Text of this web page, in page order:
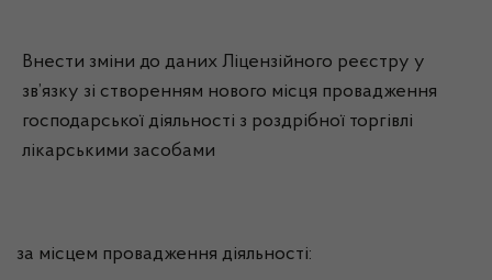
Внести зміни до даних Ліцензійного реєстру у
зв’язку зі створенням нового місця провадження
господарської діяльності з роздрібної торгівлі
лікарськими засобами
за місцем провадження діяльності: